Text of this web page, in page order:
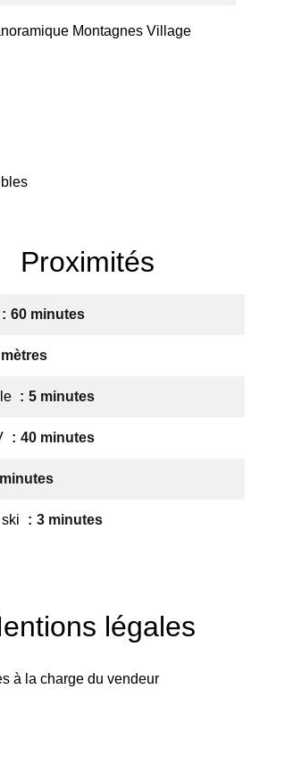
Montagnes Village
Proximités
60 minutes
5 minutes
40 minutes
3 minutes
légales
à la charge du vendeur